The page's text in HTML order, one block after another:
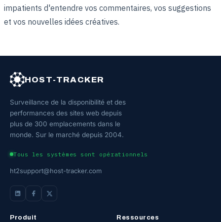
impatients d'entendre vos commentaires, vos suggestions
et vos nouvelles idées créatives.
HOST-TRACKER
Surveillance de la disponibilité et des
performances des sites web depuis
plus de 300 emplacements dans le
monde. Sur le marché depuis 2004.
Tous les systèmes sont opérationnels
ht2support@host-tracker.com
Produit Ressources